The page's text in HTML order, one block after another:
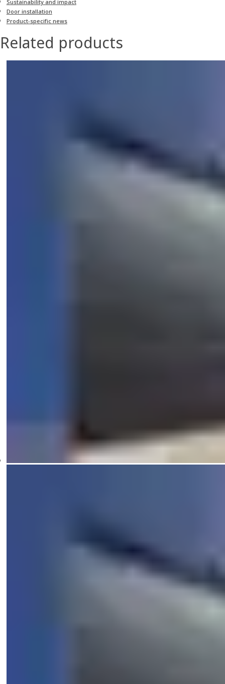
Sustainability and impact
Door installation
Product-specific news
Related products